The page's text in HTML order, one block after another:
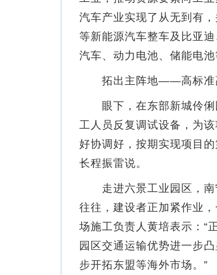
汽车产业实现了从无到有
等新能源汽车整车及比亚
汽车、动力电池、储能电
拓出主阵地——高标准
眼下，在东部新城伶俐
工人员反复调试设备，为
好协调好，按期实现项目
长程振雷说。
走进六景工业园区，南
往往，建设者正加紧作业
场施工负责人黄培表示：“
园区交通运输优势进一步
步开拓东盟等海外市场。”